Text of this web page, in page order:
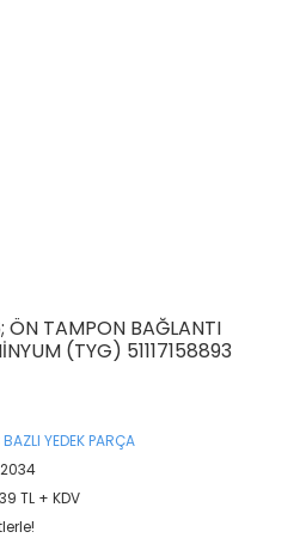
ÖN TAMPON BAĞLANTI
(TYG) 51117158893
YEDEK PARÇA
TL + KDV